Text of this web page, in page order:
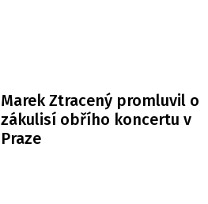
Marek Ztracený promluvil o
zákulisí obřího koncertu v
Praze